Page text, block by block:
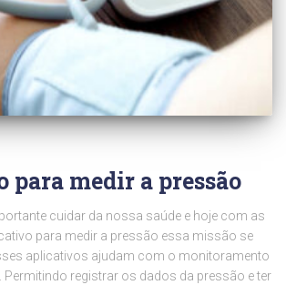
medir a pressão
cuidar da nossa saúde e hoje com as
para medir a pressão essa missão se
aplicativos ajudam com o monitoramento
Permitindo registrar os dados da pressão e ter